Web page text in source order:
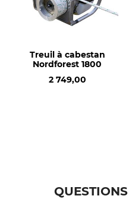
Treuil à cabestan
Nordforest 1800
2 749,00